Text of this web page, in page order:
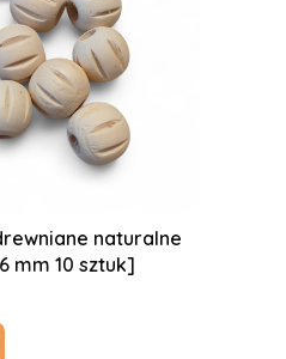
naturalne
mm 10 sztuk]